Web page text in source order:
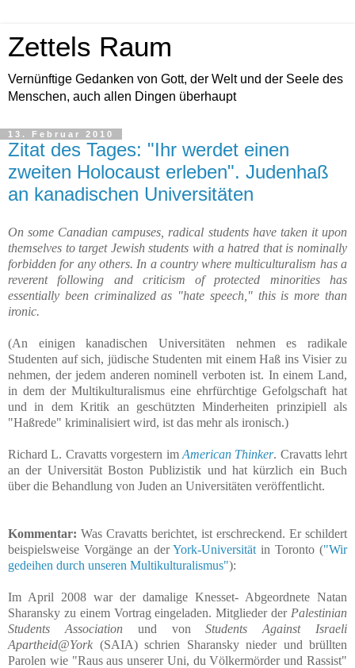
Zettels Raum
Vernünftige Gedanken von Gott, der Welt und der Seele des
Menschen, auch allen Dingen überhaupt
13. Februar 2010
Zitat des Tages: "Ihr werdet einen
zweiten Holocaust erleben". Judenhaß
an kanadischen Universitäten
On some Canadian campuses, radical students have taken it upon
themselves to target Jewish students with a hatred that is nominally
forbidden for any others. In a country where multiculturalism has a
reverent following and criticism of protected minorities has
essentially been criminalized as "hate speech," this is more than
ironic.
(An einigen kanadischen Universitäten nehmen es radikale
Studenten auf sich, jüdische Studenten mit einem Haß ins Visier zu
nehmen, der jedem anderen nominell verboten ist. In einem Land,
in dem der Multikulturalismus eine ehrfürchtige Gefolgschaft hat
und in dem Kritik an geschützten Minderheiten prinzipiell als
"Haßrede" kriminalisiert wird, ist das mehr als ironisch.)
Richard L. Cravatts vorgestern im American Thinker. Cravatts lehrt
an der Universität Boston Publizistik und hat kürzlich ein Buch
über die Behandlung von Juden an Universitäten veröffentlicht.
Kommentar: Was Cravatts berichtet, ist erschreckend. Er schildert
beispielsweise Vorgänge an derYork-Universität in Toronto ("Wir
gedeihen durch unseren Multikulturalismus"):
Im April 2008 war der damalige Knesset- Abgeordnete Natan
Sharansky zu einem Vortrag eingeladen. Mitglieder der Palestinian
Students Associationund vonStudents Against Israeli
Apartheid@York (SAIA) schrien Sharansky nieder und brüllten
Parolen wie "Raus aus unserer Uni, du Völkermörder und Rassist"